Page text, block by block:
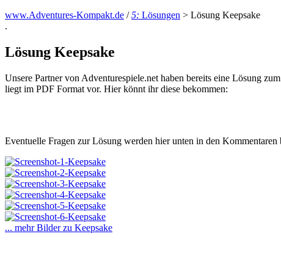
www.Adventures-Kompakt.de /5: Lösungen > Lösung Keepsake
.
Lösung Keepsake
Unsere Partner von Adventurespiele.net haben bereits eine Lösung
liegt im PDF Format vor. Hier könnt ihr diese bekommen:
Eventuelle Fragen zur Lösung werden hier unten in den Kommentaren
... mehr Bilder zu Keepsake